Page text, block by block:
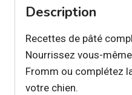
pourDescription
Recettes de pâté
Nourrissez vous-
Fromm ou complétez
votre chien.